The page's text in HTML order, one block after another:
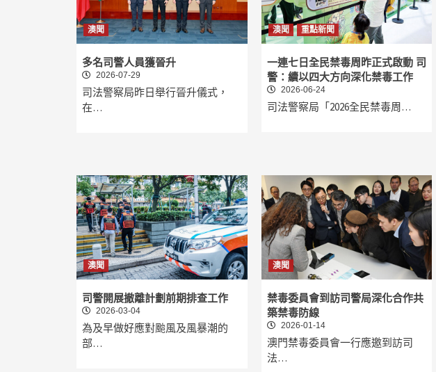
澳聞
多名司警人員獲晉升
2026-07-29
司法警察局昨日舉行晉升儀式，
在…
澳聞 重點新聞
一連七日全民禁毒周昨正式啟動 司
警：續以四大方向深化禁毒工作
2026-06-24
司法警察局「2026全民禁毒周…
澳聞
司警開展撤離計劃前期排查工作
2026-03-04
為及早做好應對颱風及風暴潮的
部…
澳聞
禁毒委員會到訪司警局深化合作共
築禁毒防線
2026-01-14
澳門禁毒委員會一行應邀到訪司
法…